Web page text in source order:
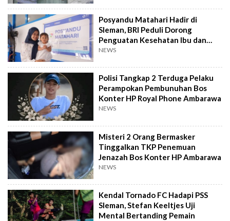
Posyandu Matahari Hadir di
Sleman, BRI Peduli Dorong
Penguatan Kesehatan Ibu dan
Anak
NEWS
Polisi Tangkap 2 Terduga Pelaku
Perampokan Pembunuhan Bos
Konter HP Royal Phone Ambarawa
NEWS
Misteri 2 Orang Bermasker
Tinggalkan TKP Penemuan
Jenazah Bos Konter HP Ambarawa
NEWS
Kendal Tornado FC Hadapi PSS
Sleman, Stefan Keeltjes Uji
Mental Bertanding Pemain